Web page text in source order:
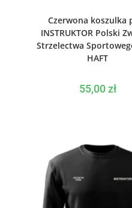
Czerwona koszulka
INSTRUKTOR Polski
Strzelectwa
HAFT
55,00zł